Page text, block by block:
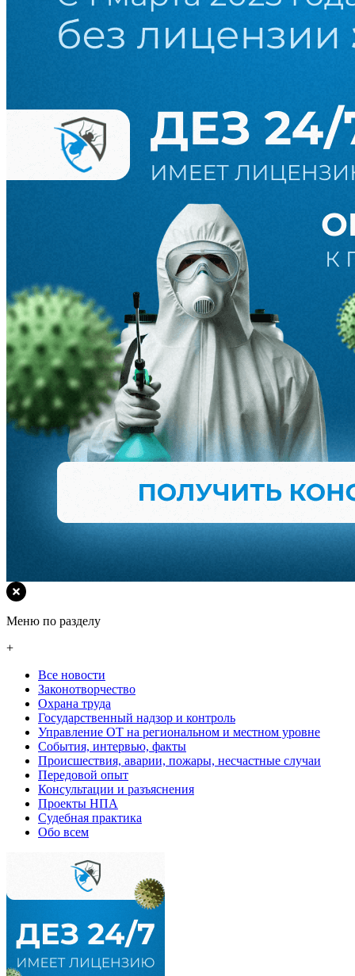
Меню по разделу
+
Все новости
Законотворчество
Охрана труда
Государственный надзор и контроль
Управление ОТ на региональном и местном уровне
События, интервью, факты
Происшествия, аварии, пожары, несчастные случаи
Передовой опыт
Консультации и разъяснения
Проекты НПА
Судебная практика
Обо всем